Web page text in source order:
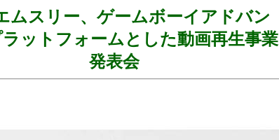
ムスリー、ゲームボーイアドバン
ットフォームとした動画再生事業
発表会